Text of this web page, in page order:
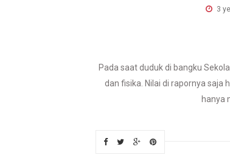
3
Pada saat duduk di bangku
dan fisika. Nilai di rapornya saja
hanya